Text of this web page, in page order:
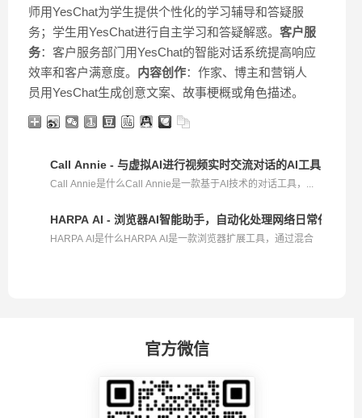
师用YesChat为学生提供个性化的学习辅导和答疑服
务；学生用YesChat进行自主学习和答疑解惑。 客户服
务：客户服务部门用YesChat的智能对话系统提高响应
效率和客户满意度。 内容创作：作家、博主和营销人
员用YesChat生成创意文案、故事梗概或角色描述。
Call Annie - 与虚拟AI进行视频实时交流对话的AI工具
Call Annie是什么Call Annie是一款基于AI技术的对话工具，...
HARPA AI - 浏览器AI智能助手，自动化处理网络日常任务
HARPA AI是什么HARPA AI是一款浏览器扩展工具，通过混合
官方微信